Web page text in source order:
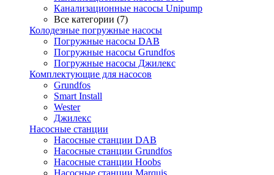
Канализационные насосы Unipump
Все категории (7)
Колодезные погружные насосы
Погружные насосы DAB
Погружные насосы Grundfos
Погружные насосы Джилекс
Комплектующие для насосов
Grundfos
Smart Install
Wester
Джилекс
Насосные станции
Насосные станции DAB
Насосные станции Grundfos
Насосные станции Hoobs
Насосные станции Marquis